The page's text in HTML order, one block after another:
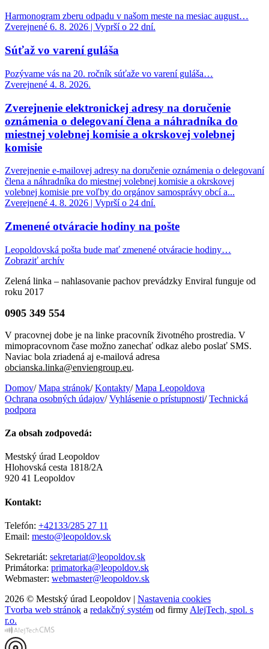
Harmonogram zberu odpadu v našom meste na mesiac august…
Zverejnené 6. 8. 2026 | Vyprší o 22 dní.
Súťaž vo varení guláša
Pozývame vás na 20. ročník súťaže vo varení guláša…
Zverejnené 4. 8. 2026.
Zverejnenie elektronickej adresy na doručenie
oznámenia o delegovaní člena a náhradníka do
miestnej volebnej komisie a okrskovej volebnej
komisie
Zverejnenie e-mailovej adresy na doručenie oznámenia o delegovaní
člena a náhradníka do miestnej volebnej komisie a okrskovej
volebnej komisie pre voľby do orgánov samosprávy obcí a...
Zverejnené 4. 8. 2026 | Vyprší o 24 dní.
Zmenené otváracie hodiny na pošte
Leopoldovská pošta bude mať zmenené otváracie hodiny…
Zobraziť archív
Zelená linka – nahlasovanie pachov prevádzky Enviral funguje od
roku 2017
0905 349 554
V pracovnej dobe je na linke pracovník životného prostredia. V
mimopracovnom čase možno zanechať odkaz alebo poslať SMS.
Naviac bola zriadená aj e-mailová adresa
obcianska.linka@enviengroup.eu.
Domov/ Mapa stránok/ Kontakty/ Mapa Leopoldova
Ochrana osobných údajov/ Vyhlásenie o prístupnosti/ Technická
podpora
Za obsah zodpovedá:
Mestský úrad Leopoldov
Hlohovská cesta 1818/2A
920 41 Leopoldov
Kontakt:
Telefón: +42133/285 27 11
Email: mesto@leopoldov.sk
Sekretariát: sekretariat@leopoldov.sk
Primátorka: primatorka@leopoldov.sk
Webmaster: webmaster@leopoldov.sk
2026 © Mestský úrad Leopoldov | Nastavenia cookies
Tvorba web stránok a redakčný systém od firmy AlejTech, spol. s
r.o.